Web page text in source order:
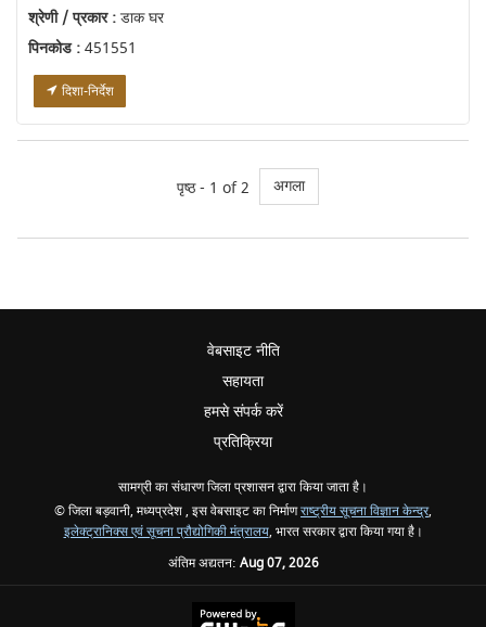
श्रेणी / प्रकार :डाक घर
पिनकोड :451551
दिशा-निर्देश
पृष्ठ - 1 of 2 अगला
वेबसाइट नीति
सहायता
हमसे संपर्क करें
प्रतिक्रिया
सामग्री का संधारण जिला प्रशासन द्वारा किया जाता है।
© जिला बड़वानी, मध्यप्रदेश , इस वेबसाइट का निर्माणराष्ट्रीय सूचना विज्ञान केन्द्र,
इलेक्ट्रानिक्स एवं सूचना प्रौद्योगिकी मंत्रालय, भारत सरकार द्वारा किया गया है।
अंतिम अद्यतन: Aug 07, 2026